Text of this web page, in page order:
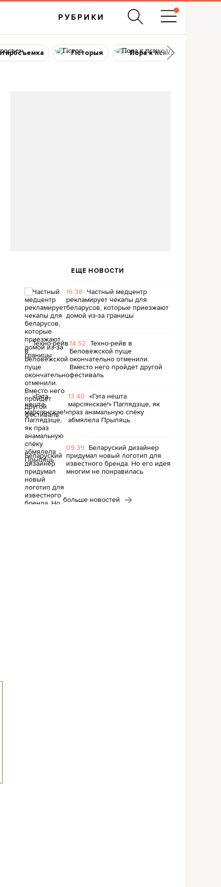
РУБРИКИ
Гісторыя Пора к психологу
ЕЩЕ НОВОСТИ
16:38 Частный медцентр
рекламирует чекапы для
беларусов, которые приезжают
домой из-за границы
14:52 Техно-рейв в
Беловежской пуще
окончательно отменили.
Вместо него пройдет другой
фестиваль
13:40 «Гэта нешта
марсіянскае!» Паглядзіце, як
праз анамальную спёку
абмялела Прыпяць
09:39 Беларуский дизайнер
придумал новый логотип для
известного бренда. Но его идея
многим не понравилась
больше новостей